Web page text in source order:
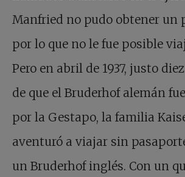
Manfried no pudo obtener un
por lo que no le fue posible
Pero en abril de 1937, justo
de que el Bruderhof alemán
por la Gestapo, la familia
aventuró a viajar sin
un Bruderhof inglés. Con un